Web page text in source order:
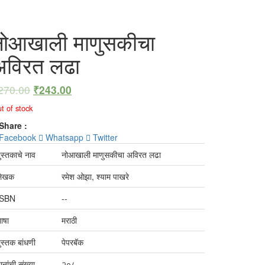
माणुसकीचा
लढा
₹243.00
of stock
:
Facebook
Whatsapp
Twitter
नाव
नोआखाली माणुसकीचा अविरत लढा
रमेश ओझा, श्याम पाखरे
--
मराठी
बांधणी
पेपरबॅक